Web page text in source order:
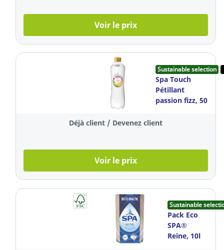
Voir le prix
Sustainable selection
Spa Touch
Pétillant
passion fizz, 50
bouteilles
Déjà client / Devenez client
Voir le prix
Sustainable
Pack Eco
SPA®
Reine, 10l